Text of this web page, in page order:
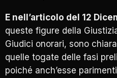
E nell’articolo del 12
queste figure della
Giudici onorari, sono
quelle togate delle fasi
poiché anch’esse